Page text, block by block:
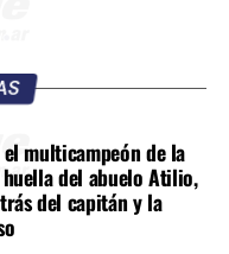
multicampeón de la
del abuelo Atilio,
del capitán y la